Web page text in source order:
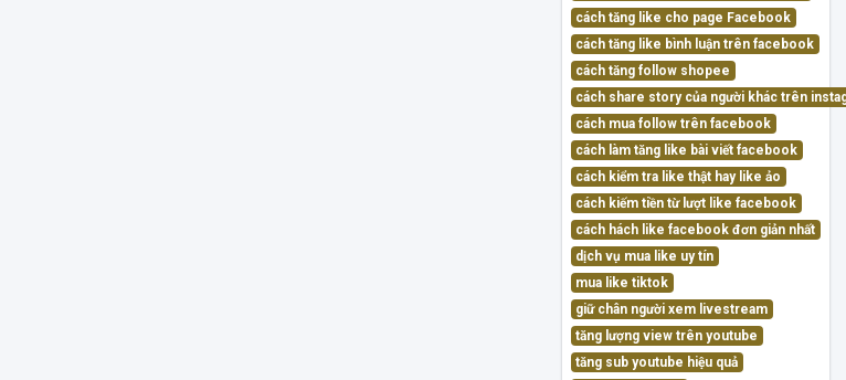
cách tăng like cho page Facebook
cách tăng like bình luận trên facebook
cách tăng follow shopee
cách share story của người khác trên
cách mua follow trên facebook
cách làm tăng like bài viết facebook
cách kiểm tra like thật hay like ảo
cách kiếm tiền từ lượt like facebook
cách hách like facebook đơn giản nhất
dịch vụ mua like uy tín
mua like tiktok
giữ chân người xem livestream
tăng lượng view trên youtube
tăng sub youtube hiệu quả